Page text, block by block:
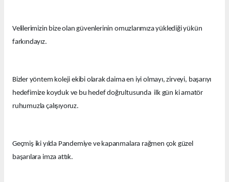
Velilerimizin bize olan güvenlerinin omuzlarımıza yüklediği yükün
farkındayız.
Bizler yöntem koleji ekibi olarak daima en iyi olmayı, zirveyi, başarıyı
hedefimize koyduk ve bu hedef doğrultusunda ilk gün ki amatör
ruhumuzla çalışıyoruz.
Geçmiş iki yılda Pandemiye ve kapanmalara rağmen çok güzel
başarılara imza attık.